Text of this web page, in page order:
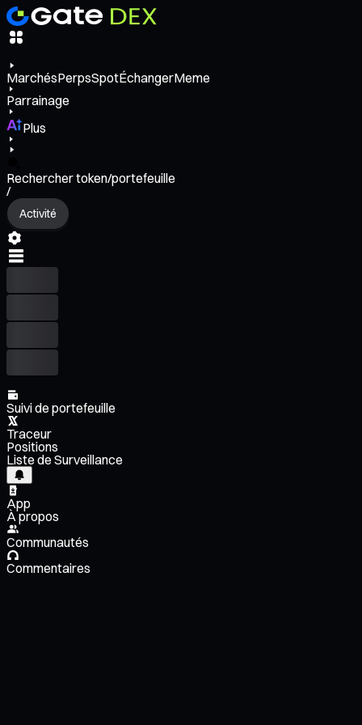
MarchésPerpsSpotÉchangerMeme
Parrainage
Plus
Rechercher token/portefeuille
/
Activité
Suivi de portefeuille
Traceur
Positions
Liste de Surveillance
App
À propos
Communautés
Commentaires